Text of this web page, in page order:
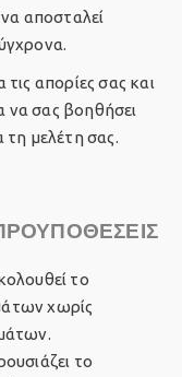
αποσταλεί
απορίες σας και
να σας βοηθήσει
τη μελέτη σας.
το
χωρίς
το